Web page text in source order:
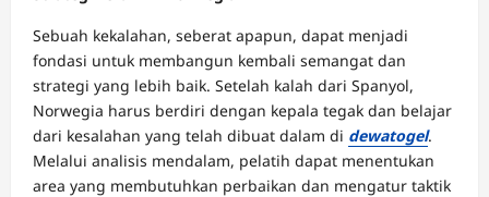
Sebuah kekalahan, seberat apapun, dapat menjadi
fondasi untuk membangun kembali semangat dan
strategi yang lebih baik. Setelah kalah dari Spanyol,
Norwegia harus berdiri dengan kepala tegak dan belajar
dari kesalahan yang telah dibuat dalam di dewatogel.
Melalui analisis mendalam, pelatih dapat menentukan
area yang membutuhkan perbaikan dan mengatur taktik